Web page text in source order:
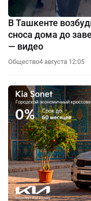
В Ташкенте
сноса дома до
— видео
Общество4 августа 12:05